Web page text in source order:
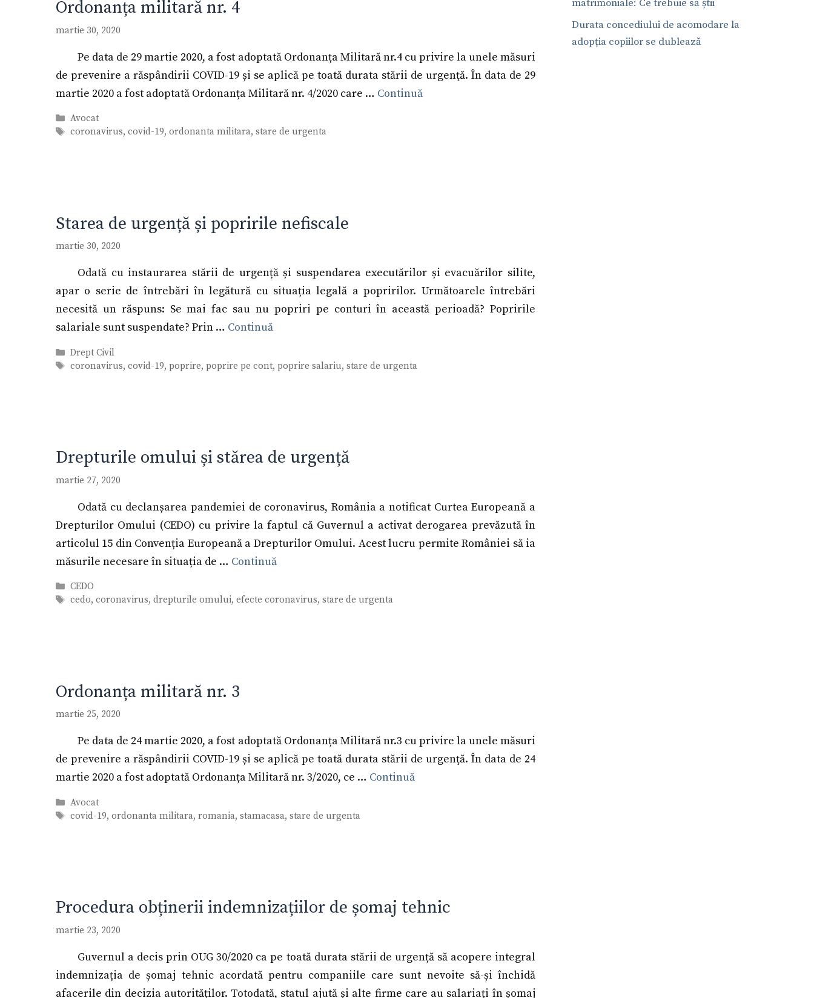
Ordonanța militară nr. 4
martie 30, 2020
Pe data de 29 martie 2020, a fost adoptată Ordonanța Militară nr.4 cu privire la unele măsuri
de prevenire a răspândirii COVID-19 și se aplică pe toată durata stării de urgenţă. În data de 29
martie 2020 a fost adoptată Ordonanța Militară nr. 4/2020 care … Continuă
Categorii
Avocat
Etichete
coronavirus,covid-19,ordonanta militara,stare de urgenta
Starea de urgență și popririle nefiscale
martie 30, 2020
Odată cu instaurarea stării de urgență și suspendarea executărilor și evacuărilor silite,
apar o serie de întrebări în legătură cu situația legală a popririlor. Următoarele întrebări
necesită un răspuns: Se mai fac sau nu popriri pe conturi în această perioadă? Popririle
salariale sunt suspendate? Prin … Continuă
Categorii
Drept Civil
Etichete
coronavirus,covid-19, poprire, poprire pe cont, poprire salariu,stare de urgenta
Drepturile omului și stărea de urgență
martie 27, 2020
Odată cu declanșarea pandemiei de coronavirus, România a notificat Curtea Europeană a
Drepturilor Omului (CEDO) cu privire la faptul că Guvernul a activat derogarea prevăzută în
articolul 15 din Convenția Europeană a Drepturilor Omului. Acest lucru permite României să ia
măsurile necesare în situația de … Continuă
Categorii
CEDO
Etichete
cedo,coronavirus,drepturile omului,efecte coronavirus,stare de urgenta
Ordonanța militară nr. 3
martie 25, 2020
Pe data de 24 martie 2020, a fost adoptată Ordonanța Militară nr.3 cu privire la unele măsuri
de prevenire a răspândirii COVID-19 și se aplică pe toată durata stării de urgenţă. În data de 24
martie 2020 a fost adoptată Ordonanța Militară nr. 3/2020, ce … Continuă
Categorii
Avocat
Etichete
covid-19,ordonanta militara,romania,stamacasa,stare de urgenta
Procedura obținerii indemnizațiilor de șomaj tehnic
martie 23, 2020
Guvernul a decis prin OUG 30/2020 ca pe toată durata stării de urgență să acopere integral
indemnizația de șomaj tehnic acordată pentru companiile care sunt nevoite să-și închidă
afacerile din decizia autorităților. Totodată, statul ajută și alte firme care au salariați în șomaj
matrimoniale: Ce trebuie să știi
Durata concediului de acomodare la
adopția copiilor se dublează